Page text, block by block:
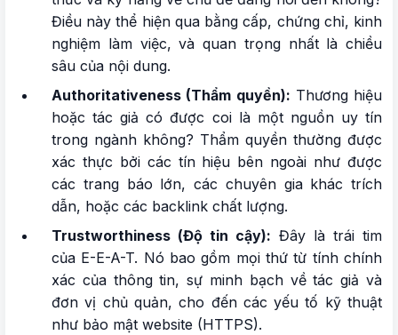
Điều này thể hiện qua bằng cấp, chứng chỉ, kinh
nghiệm làm việc, và quan trọng nhất là chiều
sâu của nội dung.
Authoritativeness (Thẩm quyền): Thương hiệu
hoặc tác giả có được coi là một nguồn uy tín
trong ngành không? Thẩm quyền thường được
xác thực bởi các tín hiệu bên ngoài như được
các trang báo lớn, các chuyên gia khác trích
dẫn, hoặc các backlink chất lượng.
Trustworthiness (Độ tin cậy): Đây là trái tim
của E-E-A-T. Nó bao gồm mọi thứ từ tính chính
xác của thông tin, sự minh bạch về tác giả và
đơn vị chủ quản, cho đến các yếu tố kỹ thuật
như bảo mật website (HTTPS).